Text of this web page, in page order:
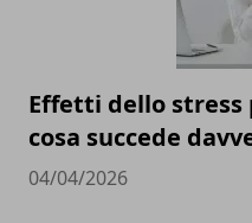
Effetti dello stress
cosa succede
04/04/2026